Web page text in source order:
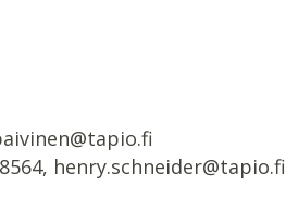
henry.schneider@tapio.fi